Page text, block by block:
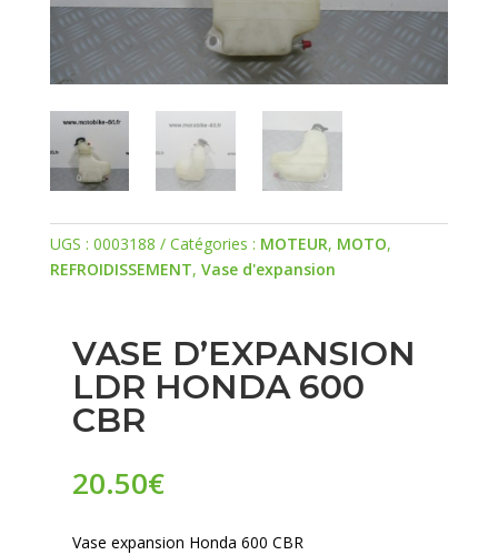
UGS : 0003188 Catégories : MOTEUR, MOTO,
REFROIDISSEMENT, Vase d'expansion
VASE D’EXPANSION
LDR HONDA 600
CBR
20.50€
Vase expansion Honda 600 CBR